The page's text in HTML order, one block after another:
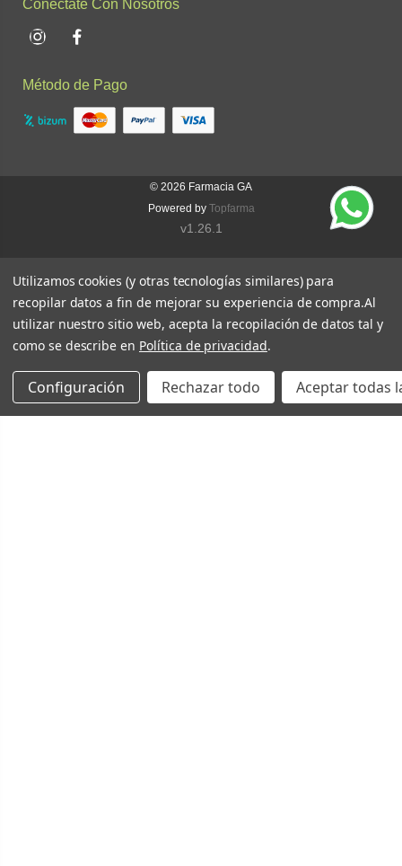
Conéctate Con Nosotros
InstagramFacebook
Método de Pago
© 2026 Farmacia GA
Powered by Topfarma
v1.26.1
Utilizamos cookies (y otras tecnologías similares) para
recopilar datos a fin de mejorar su experiencia de compra.Al
utilizar nuestro sitio web, acepta la recopilación de datos tal y
como se describe en Política de privacidad.
Configuración Rechazar todo Aceptar todas